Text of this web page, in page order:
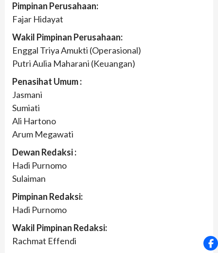
Pimpinan Perusahaan:
Fajar Hidayat
Wakil Pimpinan Perusahaan:
Enggal Triya Amukti (Operasional)
Putri Aulia Maharani (Keuangan)
Penasihat Umum :
Jasmani
Sumiati
Ali Hartono
Arum Megawati
Dewan Redaksi :
Hadi Purnomo
Sulaiman
Pimpinan Redaksi:
Hadi Purnomo
Wakil Pimpinan Redaksi:
Rachmat Effendi